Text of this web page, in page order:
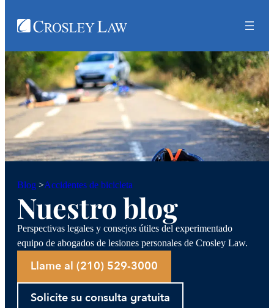
Blog >Accidentes de bicicleta
Nuestro blog
Perspectivas legales y consejos útiles del experimentado
equipo de abogados de lesiones personales de Crosley Law.
Llame al (210) 529-3000
Solicite su consulta gratuita